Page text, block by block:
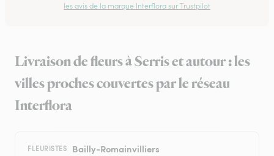
les avis de la marque Interflora sur Trustpilot
Livraison de fleurs à Serris et autour : les
villes proches couvertes par le réseau
Interflora
FLEURISTES Bailly-Romainvilliers